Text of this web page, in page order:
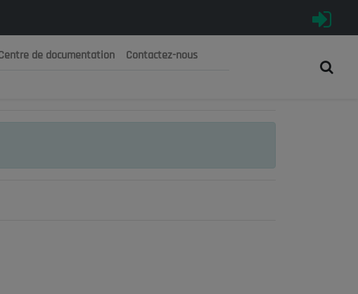
الجزائرية الديمقراطية الشعبية
de documentation Contactez-nous